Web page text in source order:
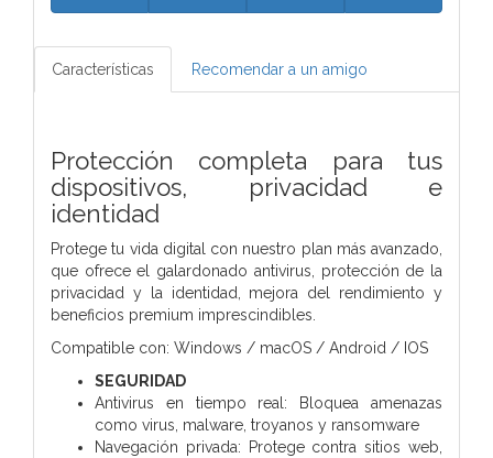
Características Recomendar a un amigo
Protección completa para tus
dispositivos, privacidad e
identidad
Protege tu vida digital con nuestro plan más avanzado,
que ofrece el galardonado antivirus, protección de la
privacidad y la identidad, mejora del rendimiento y
beneficios premium imprescindibles.
Compatible con: Windows / macOS / Android / IOS
SEGURIDAD
Antivirus en tiempo real: Bloquea amenazas
como virus, malware, troyanos y ransomware
Navegación privada: Protege contra sitios web,